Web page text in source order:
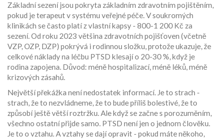
Základní sezení jsou pokryta základním zdravotním pojištěním,
pokud je terapeut v systému veřejné péče. V soukromých
klinikách se často platí z vlastní kapsy - 800-1 200 Kč za
sezení. Od roku 2023 většina zdravotních pojišťoven (včetně
VZP, OZP, DZP) pokrývá i rodinnou složku, protože ukazuje, že
celkové náklady na léčbu PTSD klesají o 20-30 %, když je
rodina zapojena. Důvod: méně hospitalizací, méně léků, méně
krizových zásahů.
Největší překážka není nedostatek informací. Je to strach -
strach, že to nezvládneme, že to bude příliš bolestivé, že to
způsobí ještě větší roztržku. Ale když se začne s porozuměním,
všechno ostatní přijde samo. PTSD není jen o jednom člověku.
Je to o vztahu. A vztahy se dají opravit - pokud máte někoho,